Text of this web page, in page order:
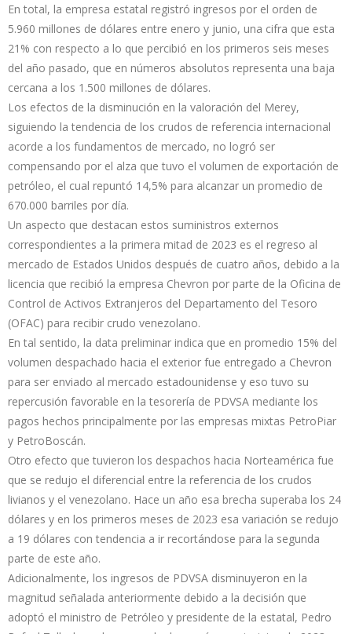
En total, la empresa estatal registró ingresos por el orden de
5.960 millones de dólares entre enero y junio, una cifra que esta
21% con respecto a lo que percibió en los primeros seis meses
del año pasado, que en números absolutos representa una baja
cercana a los 1.500 millones de dólares.
Los efectos de la disminución en la valoración del Merey,
siguiendo la tendencia de los crudos de referencia internacional
acorde a los fundamentos de mercado, no logró ser
compensando por el alza que tuvo el volumen de exportación de
petróleo, el cual repuntó 14,5% para alcanzar un promedio de
670.000 barriles por día.
Un aspecto que destacan estos suministros externos
correspondientes a la primera mitad de 2023 es el regreso al
mercado de Estados Unidos después de cuatro años, debido a la
licencia que recibió la empresa Chevron por parte de la Oficina de
Control de Activos Extranjeros del Departamento del Tesoro
(OFAC) para recibir crudo venezolano.
En tal sentido, la data preliminar indica que en promedio 15% del
volumen despachado hacia el exterior fue entregado a Chevron
para ser enviado al mercado estadounidense y eso tuvo su
repercusión favorable en la tesorería de PDVSA mediante los
pagos hechos principalmente por las empresas mixtas PetroPiar
y PetroBoscán.
Otro efecto que tuvieron los despachos hacia Norteamérica fue
que se redujo el diferencial entre la referencia de los crudos
livianos y el venezolano. Hace un año esa brecha superaba los 24
dólares y en los primeros meses de 2023 esa variación se redujo
a 19 dólares con tendencia a ir recortándose para la segunda
parte de este año.
Adicionalmente, los ingresos de PDVSA disminuyeron en la
magnitud señalada anteriormente debido a la decisión que
adoptó el ministro de Petróleo y presidente de la estatal, Pedro